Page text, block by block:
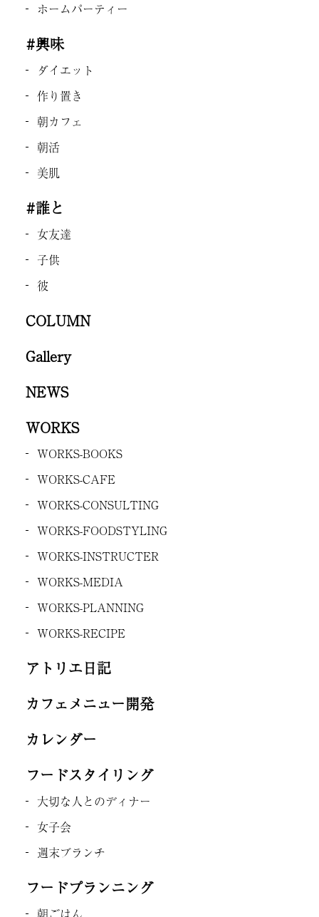
ホームパーティー
#興味
ダイエット
作り置き
朝カフェ
朝活
美肌
#誰と
女友達
子供
彼
COLUMN
Gallery
NEWS
WORKS
WORKS-BOOKS
WORKS-CAFE
WORKS-CONSULTING
WORKS-FOODSTYLING
WORKS-INSTRUCTER
WORKS-MEDIA
WORKS-PLANNING
WORKS-RECIPE
アトリエ日記
カフェメニュー開発
カレンダー
フードスタイリング
大切な人とのディナー
女子会
週末ブランチ
フードプランニング